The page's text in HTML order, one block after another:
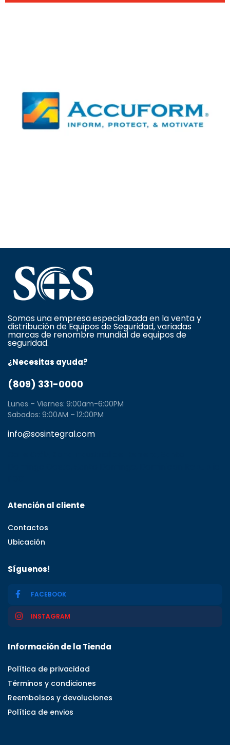
Somos una empresa especializada en la venta y
distribución de Equipos de Seguridad, variadas
marcas de renombre mundial de equipos de
seguridad.
¿Necesitas ayuda?
(809) 331-0000
Lunes – Viernes: 9:00am-6:00PM
Sabados: 9:00AM – 12:00PM
info@sosintegral.com
Atención al cliente
Contactos
Ubicación
Síguenos!
FACEBOOK
INSTAGRAM
Información de la Tienda
Política de privacidad
Términos y condiciones
Reembolsos y devoluciones
Política de envios